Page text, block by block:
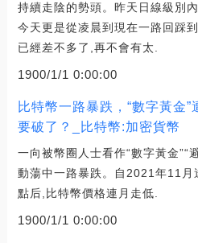
持續走陰的勢頭。昨天日線級別
今天更是從凌晨到現在一路回踩
已經差不多了,再不會有太.
1900/1/1 0:00:00
比特幣一路暴跌，“數字黃金
要破了？_比特幣:加密貨幣
一向被幣圈人士看作“數字黃金”“
動蕩中一路暴跌。自2021年11
點后,比特幣價格連月走低.
1900/1/1 0:00:00